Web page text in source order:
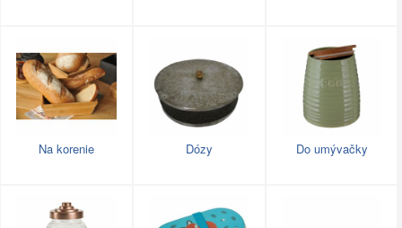
Na korenie Dózy Do umývačky